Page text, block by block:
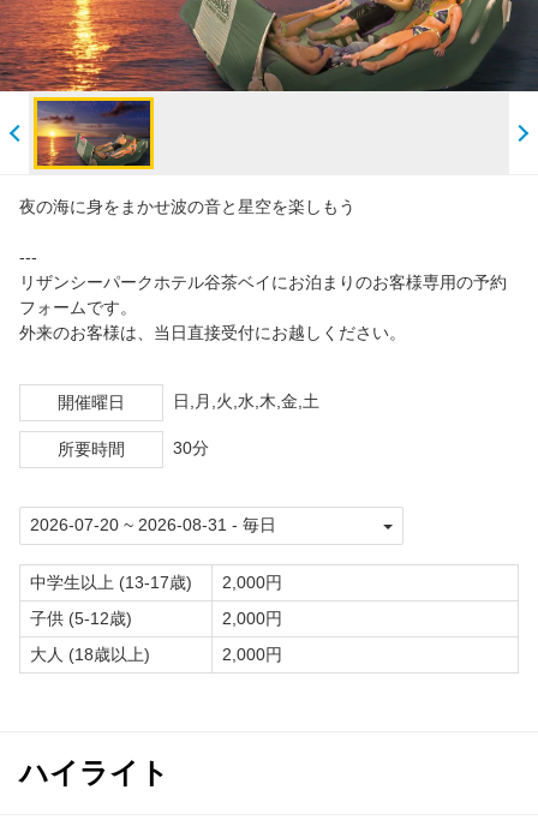
おすすめ
閲覧履歴
夜の海に身をまかせ波の音と星空を楽しもう
---
リザンシーパークホテル谷茶ベイにお泊まりのお客様専用の予約
フォームです。
外来のお客様は、当日直接受付にお越しください。
開催曜日 日,月,火,水,木,金,土
所要時間 30分
中学生以上 (13-17歳)
2,000円
子供 (5-12歳)
2,000円
大人 (18歳以上)
2,000円
ハイライト